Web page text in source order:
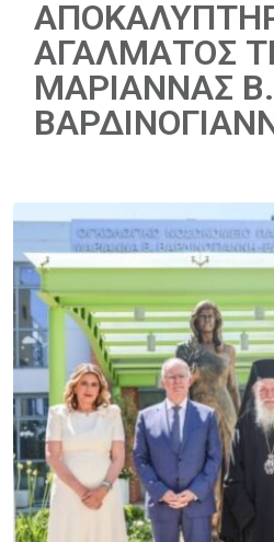
ΑΓΑΛΜΑΤΟΣ
ΜΑΡΙΑΝΝΑΣ Β.